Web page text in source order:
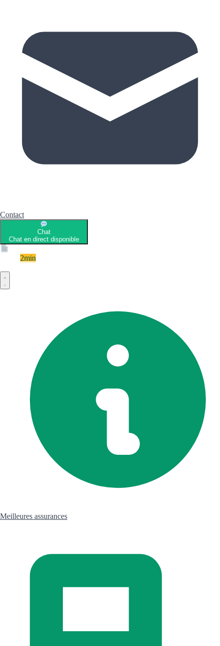
Contact
Chat
Chat en direct disponible
2min
Meilleures assurances